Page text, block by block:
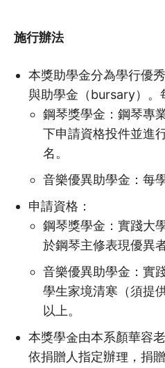
施行辦法
本獎助學金分為學行優
與助學金（bursary）。
鋼琴獎學金：鋼琴專
下申請資格投件並進
名。
音樂優異助學金：每
申請資格：
鋼琴獎學金：實踐大
於鋼琴主修表現優異者
音樂優異助學金：實
學生家境清寒（須提
以上。
本獎學金由本系顏華容
依捐贈人指定辦理，捐